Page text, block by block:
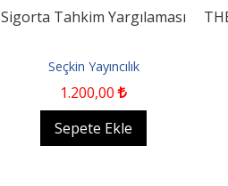
Sigorta Tahkim Yargılaması
Seçkin Yayıncılık
1.200,00
Sepete Ekle